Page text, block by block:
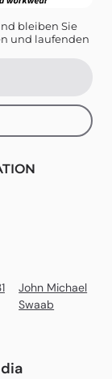
bleiben Sie
und laufenden
John Michael
Swaab